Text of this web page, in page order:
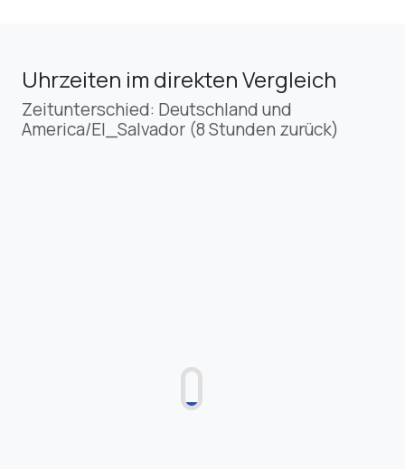
Uhrzeiten im direkten Vergleich
Zeitunterschied: Deutschland und
America/El_Salvador (8 Stunden zurück)